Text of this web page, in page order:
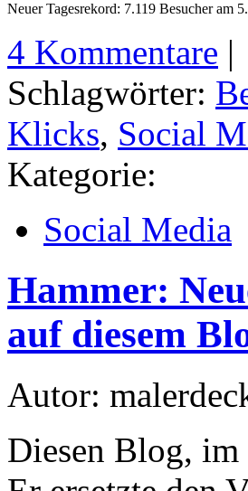
Neuer Tagesrekord: 7.119 Besucher am
4 Kommentare |
Schlagwörter:
Klicks, Social
Kategorie:
Social Media
Hammer:
auf diesem
Autor:
Diesen Blog, im